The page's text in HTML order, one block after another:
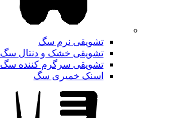
تشویقی نرم سگ
تشویقی خشک و دنتال سگ
تشویقی سرگرم کننده سگ
اسنک خمیری سگ